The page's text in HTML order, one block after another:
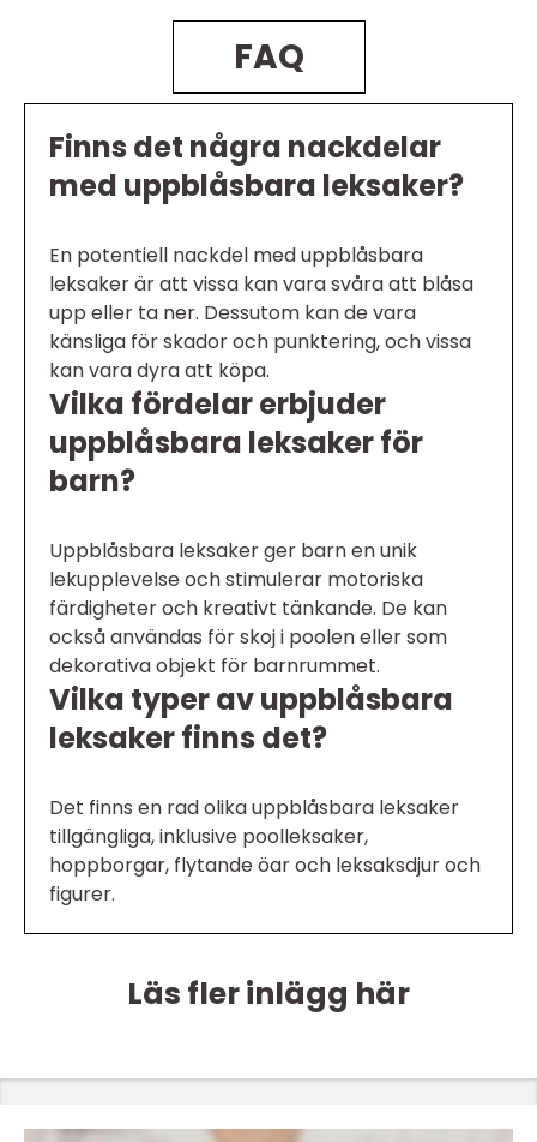
FAQ
Finns det några nackdelar
med uppblåsbara leksaker?
En potentiell nackdel med uppblåsbara
leksaker är att vissa kan vara svåra att blåsa
upp eller ta ner. Dessutom kan de vara
känsliga för skador och punktering, och vissa
kan vara dyra att köpa.
Vilka fördelar erbjuder
uppblåsbara leksaker för
barn?
Uppblåsbara leksaker ger barn en unik
lekupplevelse och stimulerar motoriska
färdigheter och kreativt tänkande. De kan
också användas för skoj i poolen eller som
dekorativa objekt för barnrummet.
Vilka typer av uppblåsbara
leksaker finns det?
Det finns en rad olika uppblåsbara leksaker
tillgängliga, inklusive poolleksaker,
hoppborgar, flytande öar och leksaksdjur och
figurer.
Läs fler inlägg här